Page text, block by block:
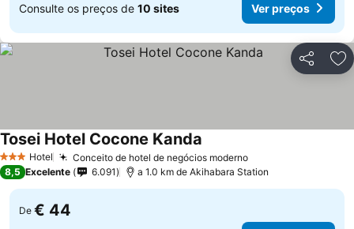
Consulte os preços de 10 sites Ver preços
Partilhar
3 EstrelasHotel Conceito de hotel de negócios moderno
Tosei Hotel Cocone Kanda
8,5 Excelente 6.091 a 1.0 km de Akihabara Station
De € 44